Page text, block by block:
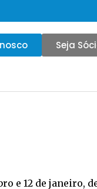
Seja
e 12 de janeiro,